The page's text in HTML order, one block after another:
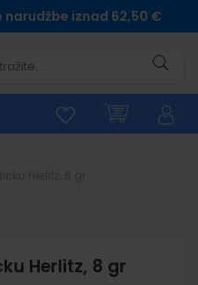
iznad 62,50 €
Herlitz, 8 gr